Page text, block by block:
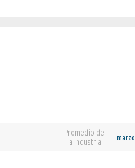
Promedio de
la industria
marzo